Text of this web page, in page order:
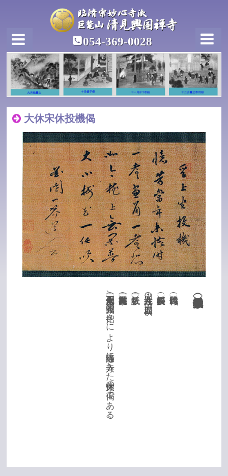
054-369-0028
大休宋休投機偈
（寸法）縦二九・六㎝ 横四二・五㎝
天文十七年（一五四八）四月、今川義元の招きにより臨済寺に入寺した大休宋休の偈である。